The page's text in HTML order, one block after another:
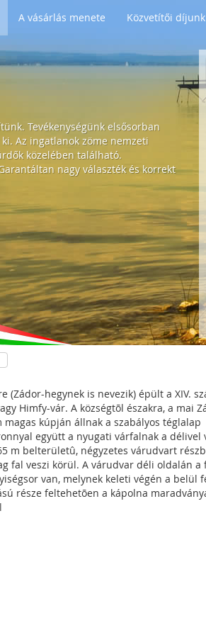
A vásárlás menete Közvetítői díjunk
Tevékenységünk elsősorban
Az ingatlanok zöme nemzeti
közelében található.
nagy választék és korrekt
(Zádor-hegynek is nevezik) épült a XIV.
Himfy-vár. A községtõl északra, a mai
magas kúpján állnak a szabályos téglalap
együtt a nyugati várfalnak a délivel
m belterületû, négyzetes várudvart
fal veszi körül. A várudvar déli oldalán a
van, melynek keleti végén a belül
része feltehetõen a kápolna